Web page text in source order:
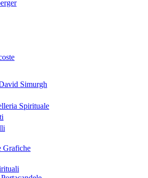
Simurgh
Spirituale
Grafiche